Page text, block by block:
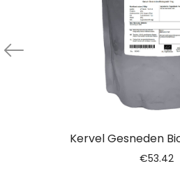
Kervel Gesneden
€53.42